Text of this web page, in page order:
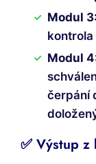
Modul 3:
Modul
čerpání
✅ Výstup z